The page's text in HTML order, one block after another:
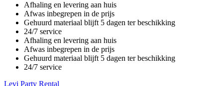
Afhaling en levering aan huis
Afwas inbegrepen in de prijs
Gehuurd materiaal blijft 5 dagen ter beschikking
24/7 service
Afhaling en levering aan huis
Afwas inbegrepen in de prijs
Gehuurd materiaal blijft 5 dagen ter beschikking
24/7 service
Levi Party Rental